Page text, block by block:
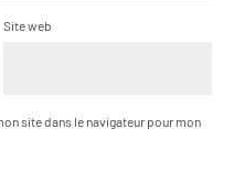
Site web
site dans le navigateur pour mon